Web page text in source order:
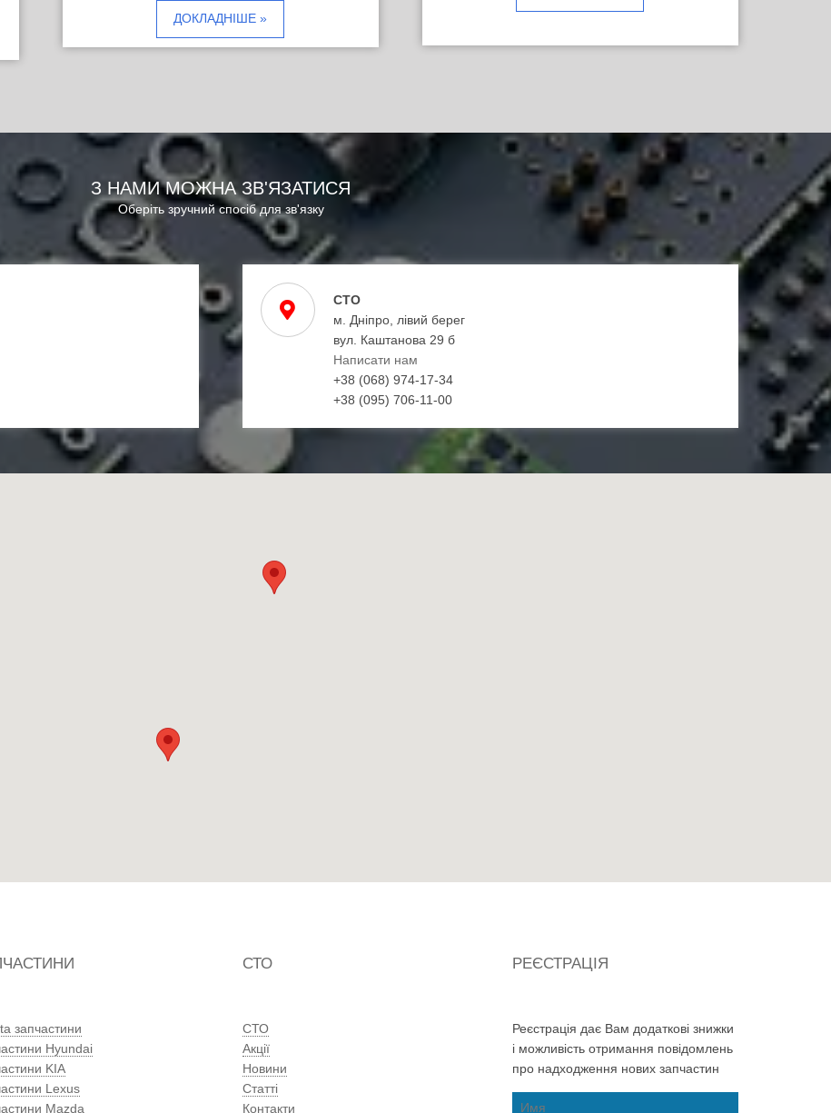
ДОКЛАДНІШЕ »
З НАМИ МОЖНА ЗВ'ЯЗАТИСЯ
Оберіть зручний спосіб для зв'язку
СТО
м. Дніпро, лівий берег
вул. Каштанова 29 б
Написати нам
+38 (068) 974-17-34
+38 (095) 706-11-00
запчастини
Hyundai
KIA
Lexus
Mazda
СТО
СТО
Акції
Новини
Статті
Контакти
РЕЄСТРАЦІЯ
Реєстрація дає Вам додаткові знижки
і можливість отримання повідомлень
про надходження нових запчастин